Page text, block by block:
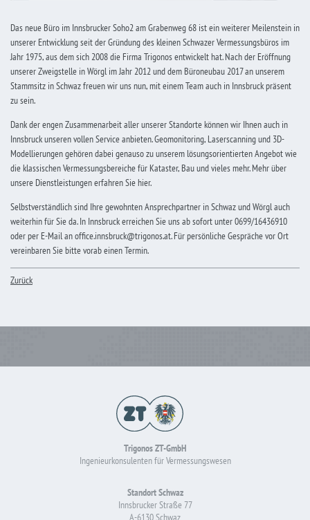
Das neue Büro im Innsbrucker Soho2 am Grabenweg 68 ist ein weiterer Meilenstein in
unserer Entwicklung seit der Gründung des kleinen Schwazer Vermessungsbüros im
Jahr 1975, aus dem sich 2008 die Firma Trigonos entwickelt hat. Nach der Eröffnung
unserer Zweigstelle in Wörgl im Jahr 2012 und dem Büroneubau 2017 an unserem
Stammsitz in Schwaz freuen wir uns nun, mit einem Team auch in Innsbruck präsent
zu sein.
Dank der engen Zusammenarbeit aller unserer Standorte können wir Ihnen auch in
Innsbruck unseren vollen Service anbieten. Geomonitoring, Laserscanning und 3D-
Modellierungen gehören dabei genauso zu unserem lösungsorientierten Angebot wie
die klassischen Vermessungsbereiche für Kataster, Bau und vieles mehr. Mehr über
unsere Dienstleistungen erfahren Siehier.
Selbstverständlich sind Ihre gewohnten Ansprechpartner in Schwaz und Wörgl auch
weiterhin für Sie da. In Innsbruck erreichen Sie uns ab sofort unter 0699/16436910
oder per E-Mail anoffice.innsbruck@trigonos.at. Für persönliche Gespräche vor Ort
vereinbaren Sie bitte vorab einen Termin.
Zurück
Trigonos ZT-GmbH
Ingenieurkonsulenten für Vermessungswesen
Standort Schwaz
Innsbrucker Straße 77
A-6130 Schwaz